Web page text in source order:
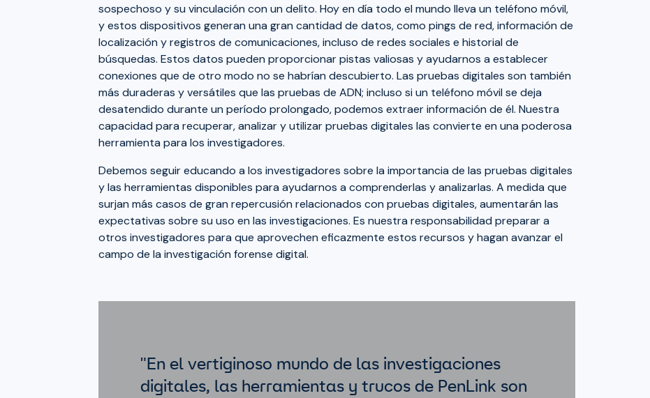
sospechoso y su vinculación con un delito. Hoy en día todo el mundo lleva un teléfono móvil,
y estos dispositivos generan una gran cantidad de datos, como pings de red, información de
localización y registros de comunicaciones, incluso de redes sociales e historial de
búsquedas. Estos datos pueden proporcionar pistas valiosas y ayudarnos a establecer
conexiones que de otro modo no se habrían descubierto. Las pruebas digitales son también
más duraderas y versátiles que las pruebas de ADN; incluso si un teléfono móvil se deja
desatendido durante un período prolongado, podemos extraer información de él. Nuestra
capacidad para recuperar, analizar y utilizar pruebas digitales las convierte en una poderosa
herramienta para los investigadores.
Debemos seguir educando a los investigadores sobre la importancia de las pruebas digitales
y las herramientas disponibles para ayudarnos a comprenderlas y analizarlas. A medida que
surjan más casos de gran repercusión relacionados con pruebas digitales, aumentarán las
expectativas sobre su uso en las investigaciones. Es nuestra responsabilidad preparar a
otros investigadores para que aprovechen eficazmente estos recursos y hagan avanzar el
campo de la investigación forense digital.
"En el vertiginoso mundo de las investigaciones
digitales, las herramientas y trucos de PenLink son